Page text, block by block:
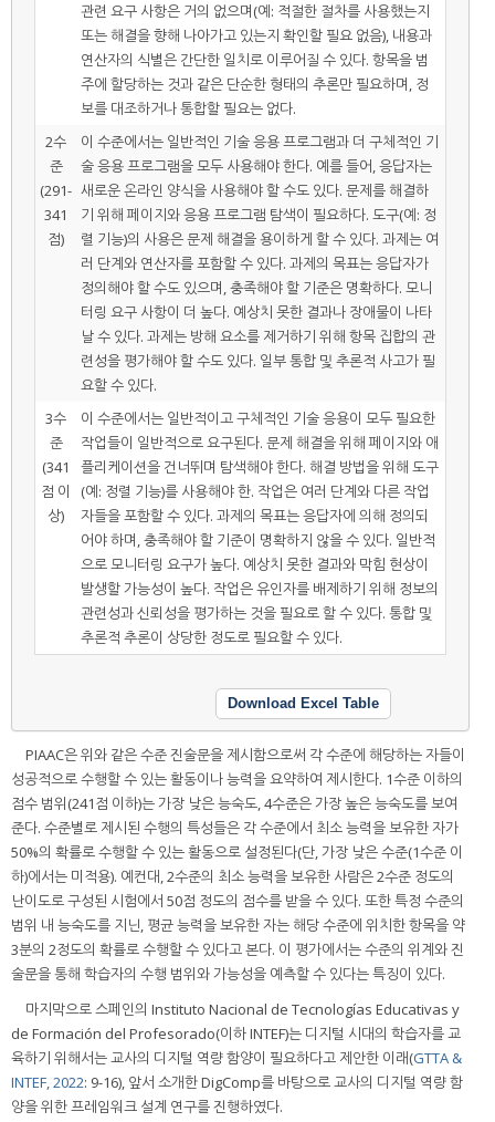
관련 요구 사항은 거의 없으며(예: 적절한 절차를 사용했는지
또는 해결을 향해 나아가고 있는지 확인할 필요 없음), 내용과
연산자의 식별은 간단한 일치로 이루어질 수 있다. 항목을 범
주에 할당하는 것과 같은 단순한 형태의 추론만 필요하며, 정
보를 대조하거나 통합할 필요는 없다.
2수
준
(291-
341
점)
이 수준에서는 일반적인 기술 응용 프로그램과 더 구체적인 기
술 응용 프로그램을 모두 사용해야 한다. 예를 들어, 응답자는
새로운 온라인 양식을 사용해야 할 수도 있다. 문제를 해결하
기 위해 페이지와 응용 프로그램 탐색이 필요하다. 도구(예: 정
렬 기능)의 사용은 문제 해결을 용이하게 할 수 있다. 과제는 여
러 단계와 연산자를 포함할 수 있다. 과제의 목표는 응답자가
정의해야 할 수도 있으며, 충족해야 할 기준은 명확하다. 모니
터링 요구 사항이 더 높다. 예상치 못한 결과나 장애물이 나타
날 수 있다. 과제는 방해 요소를 제거하기 위해 항목 집합의 관
련성을 평가해야 할 수도 있다. 일부 통합 및 추론적 사고가 필
요할 수 있다.
3수
준
(341
점 이
상)
이 수준에서는 일반적이고 구체적인 기술 응용이 모두 필요한
작업들이 일반적으로 요구된다. 문제 해결을 위해 페이지와 애
플리케이션을 건너뛰며 탐색해야 한다. 해결 방법을 위해 도구
(예: 정렬 기능)를 사용해야 한. 작업은 여러 단계와 다른 작업
자들을 포함할 수 있다. 과제의 목표는 응답자에 의해 정의되
어야 하며, 충족해야 할 기준이 명확하지 않을 수 있다. 일반적
으로 모니터링 요구가 높다. 예상치 못한 결과와 막힘 현상이
발생할 가능성이 높다. 작업은 유인자를 배제하기 위해 정보의
관련성과 신뢰성을 평가하는 것을 필요로 할 수 있다. 통합 및
추론적 추론이 상당한 정도로 필요할 수 있다.
Download Excel Table
PIAAC은 위와 같은 수준 진술문을 제시함으로써 각 수준에 해당하는 자들이
성공적으로 수행할 수 있는 활동이나 능력을 요약하여 제시한다. 1수준 이하의
점수 범위(241점 이하)는 가장 낮은 능숙도, 4수준은 가장 높은 능숙도를 보여
준다. 수준별로 제시된 수행의 특성들은 각 수준에서 최소 능력을 보유한 자가
50%의 확률로 수행할 수 있는 활동으로 설정된다(단, 가장 낮은 수준(1수준 이
하)에서는 미적용). 예컨대, 2수준의 최소 능력을 보유한 사람은 2수준 정도의
난이도로 구성된 시험에서 50점 정도의 점수를 받을 수 있다. 또한 특정 수준의
범위 내 능숙도를 지닌, 평균 능력을 보유한 자는 해당 수준에 위치한 항목을 약
3분의 2정도의 확률로 수행할 수 있다고 본다. 이 평가에서는 수준의 위계와 진
술문을 통해 학습자의 수행 범위와 가능성을 예측할 수 있다는 특징이 있다.
마지막으로 스페인의 Instituto Nacional de Tecnologías Educativas y
de Formación del Profesorado(이하 INTEF)는 디지털 시대의 학습자를 교
육하기 위해서는 교사의 디지털 역량 함양이 필요하다고 제안한 이래(GTTA &
INTEF, 2022: 9-16), 앞서 소개한 DigComp를 바탕으로 교사의 디지털 역량 함
양을 위한 프레임워크 설계 연구를 진행하였다.